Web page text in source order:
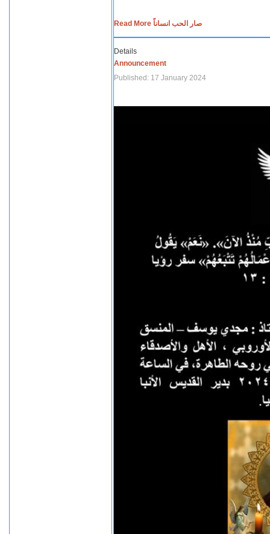
Read More صار الحب انساناً
Details
Announcement
Published: 17 January 2024